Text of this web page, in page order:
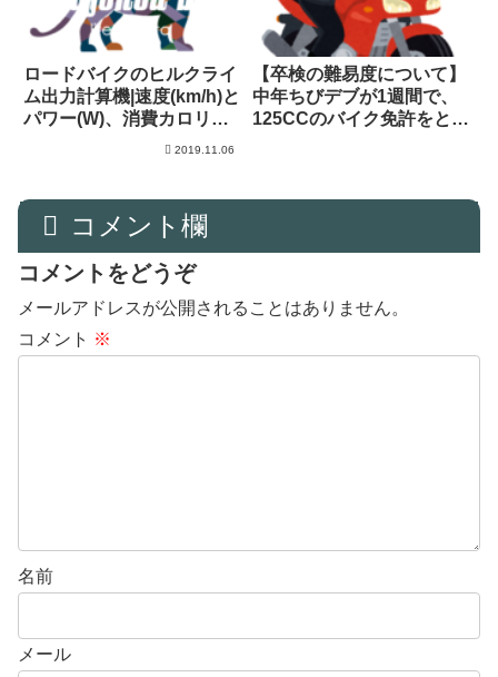
ロードバイクのヒルクライ
ム出力計算機|速度(km/h)と
パワー(W)、消費カロリー
2019.11.06
【卒検の難易度について】
中年ちびデブが1週間で、
125CCのバイク免許をとっ
コメント欄
コメントをどうぞ
メールアドレスが公開されることはありません。
コメント ※
名前
メール